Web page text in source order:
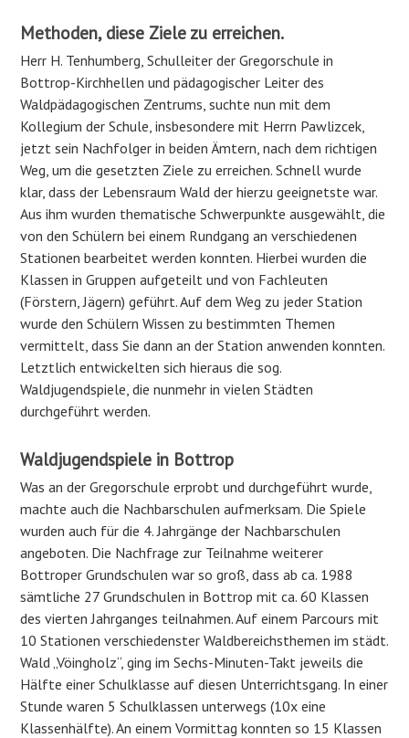
Methoden, diese Ziele zu erreichen.
Herr H. Tenhumberg, Schulleiter der Gregorschule in
Bottrop-Kirchhellen und pädagogischer Leiter des
Waldpädagogischen Zentrums, suchte nun mit dem
Kollegium der Schule, insbesondere mit Herrn Pawlizcek,
jetzt sein Nachfolger in beiden Ämtern, nach dem richtigen
Weg, um die gesetzten Ziele zu erreichen. Schnell wurde
klar, dass der Lebensraum Wald der hierzu geeignetste war.
Aus ihm wurden thematische Schwerpunkte ausgewählt, die
von den Schülern bei einem Rundgang an verschiedenen
Stationen bearbeitet werden konnten. Hierbei wurden die
Klassen in Gruppen aufgeteilt und von Fachleuten
(Förstern, Jägern) geführt. Auf dem Weg zu jeder Station
wurde den Schülern Wissen zu bestimmten Themen
vermittelt, dass Sie dann an der Station anwenden konnten.
Letztlich entwickelten sich hieraus die sog.
Waldjugendspiele, die nunmehr in vielen Städten
durchgeführt werden.
Waldjugendspiele in Bottrop
Was an der Gregorschule erprobt und durchgeführt wurde,
machte auch die Nachbarschulen aufmerksam. Die Spiele
wurden auch für die 4. Jahrgänge der Nachbarschulen
angeboten. Die Nachfrage zur Teilnahme weiterer
Bottroper Grundschulen war so groß, dass ab ca. 1988
sämtliche 27 Grundschulen in Bottrop mit ca. 60 Klassen
des vierten Jahrganges teilnahmen. Auf einem Parcours mit
10 Stationen verschiedenster Waldbereichsthemen im städt.
Wald „Vöingholz“, ging im Sechs-Minuten-Takt jeweils die
Hälfte einer Schulklasse auf diesen Unterrichtsgang. In einer
Stunde waren 5 Schulklassen unterwegs (10x eine
Klassenhälfte). An einem Vormittag konnten so 15 Klassen